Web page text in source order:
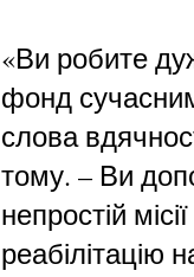
«Ви робите
фонд
слова
тому. – Ви
непростій
реабілітацію